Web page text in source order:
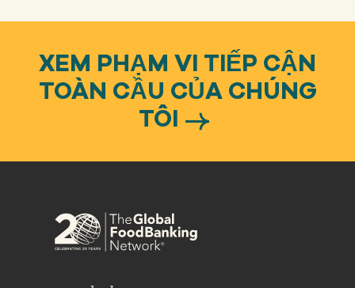
XEM PHẠM VI TIẾP CẬN
TOÀN CẦU CỦA CHÚNG
TÔI